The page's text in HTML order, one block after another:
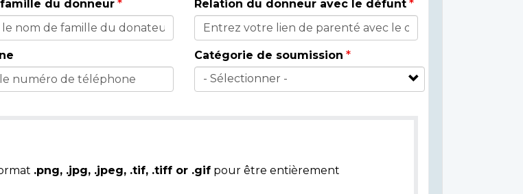
du donneur Relation du donneur avec le défunt
Catégorie de soumission
.png, .jpg, .jpeg, .tif, .tiff or .gif pour être entièrement